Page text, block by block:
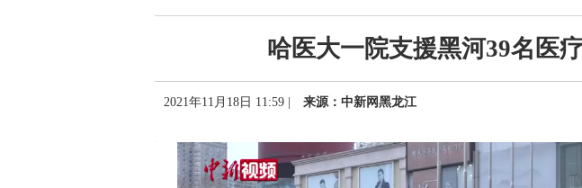
哈医大一院支援黑河39名医
2021年11月18日 11:59 | 来源：中新网黑龙江